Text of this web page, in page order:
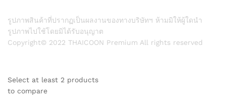
รูปภาพสินค้าที่ปรากฏเป็นผลงานของทางบริษัทฯ ห้ามมิให้ผู้ใดนำ
รูปภาพไปใช้โดยมิได้รับอนุญาต
Copyright© 2022 THAICOON Premium All rights reserved
Select at least 2 products
to compare